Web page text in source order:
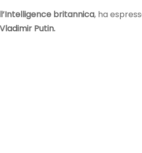
britannica, ha
Vladimir Putin.